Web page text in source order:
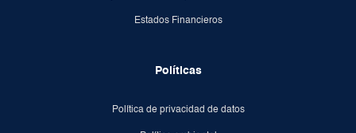
Estados Financieros
Políticas
Política de privacidad de datos